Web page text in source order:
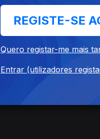
REGISTE-SE
Quero registar-me mais
Entrar (utilizadores